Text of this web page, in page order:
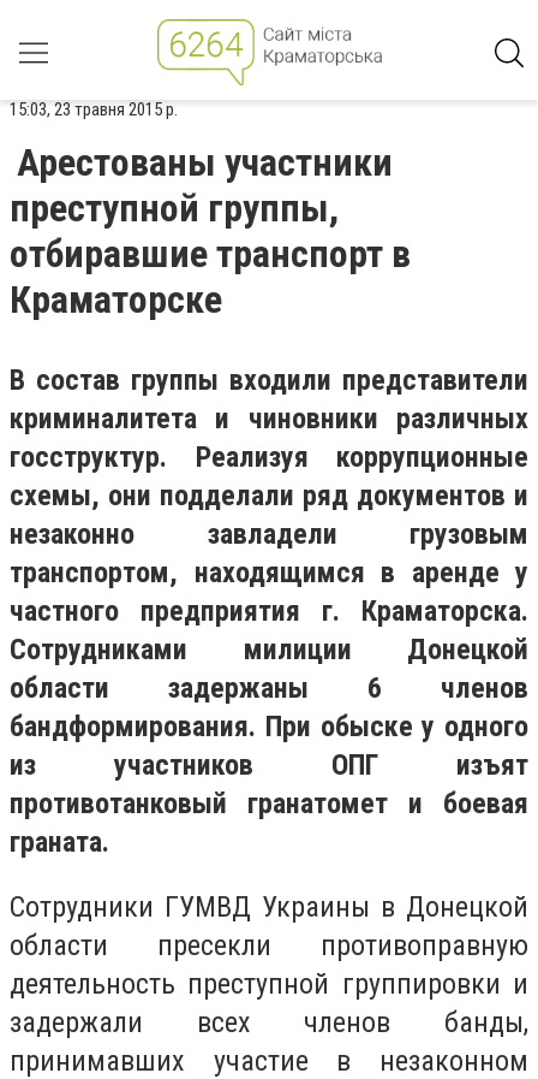
15:03, 23 травня 2015 р.
Арестованы участники
преступной группы,
отбиравшие транспорт в
Краматорске
В состав группы входили представители
криминалитета и чиновники различных
госструктур. Реализуя коррупционные
схемы, они подделали ряд документов и
незаконно завладели грузовым
транспортом, находящимся в аренде у
частного предприятия г. Краматорска.
Сотрудниками милиции Донецкой
области задержаны 6 членов
бандформирования. При обыске у одного
из участников ОПГ изъят
противотанковый гранатомет и боевая
граната.
Сотрудники ГУМВД Украины в Донецкой
области пресекли противоправную
деятельность преступной группировки и
задержали всех членов банды,
принимавших участие в незаконном